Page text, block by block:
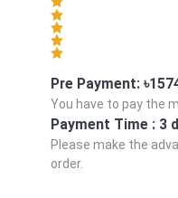
Pre Payment: ৳
You have to pay the
Payment Time : 3
Please make the
order.